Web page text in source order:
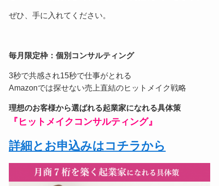
ぜひ、手に入れてください。
毎月限定枠：個別コンサルティング
3秒で共感され15秒で仕事がとれる
Amazonでは探せない売上直結のヒットメイク戦略
理想のお客様から選ばれる起業家になれる具体策
『ヒットメイクコンサルティング』
詳細とお申込みはコチラから